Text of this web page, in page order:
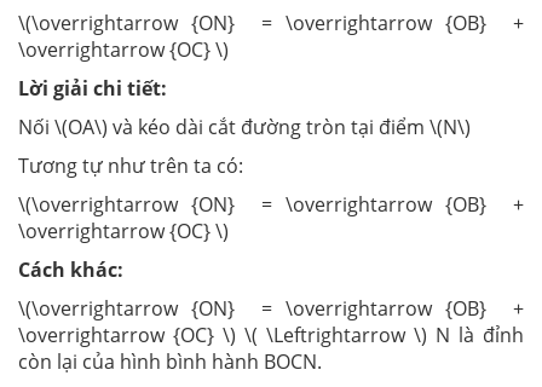
\(\overrightarrow {ON} = \overrightarrow {OB} +
\overrightarrow {OC} \)
Lời giải chi tiết:
Nối \(OA\) và kéo dài cắt đường tròn tại điểm \(N\)
Tương tự như trên ta có:
\(\overrightarrow {ON} = \overrightarrow {OB} +
\overrightarrow {OC} \)
Cách khác:
\(\overrightarrow {ON} = \overrightarrow {OB} +
\overrightarrow {OC} \) \( \Leftrightarrow \) N là đỉnh
còn lại của hình bình hành BOCN.